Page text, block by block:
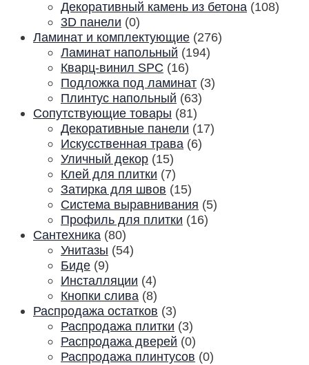
Декоративный камень из бетона (108)
3D панели (0)
Ламинат и комплектующие (276)
Ламинат напольный (194)
Кварц-винил SPC (16)
Подложка под ламинат (3)
Плинтус напольный (63)
Сопутствующие товары (81)
Декоративные панели (17)
Искусственная трава (6)
Уличный декор (15)
Клей для плитки (7)
Затирка для швов (15)
Система выравнивания (5)
Профиль для плитки (16)
Сантехника (80)
Унитазы (54)
Биде (9)
Инсталляции (4)
Кнопки слива (8)
Распродажа остатков (3)
Распродажа плитки (3)
Распродажа дверей (0)
Распродажа плинтусов (0)